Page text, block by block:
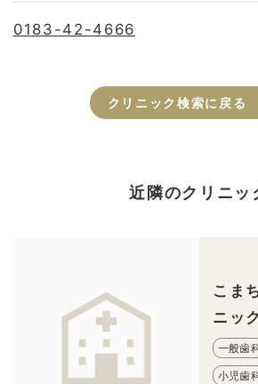
0183-42-4666
クリニック検索に戻る
近隣のクリニッ
こま
ニック
一般歯
小児歯